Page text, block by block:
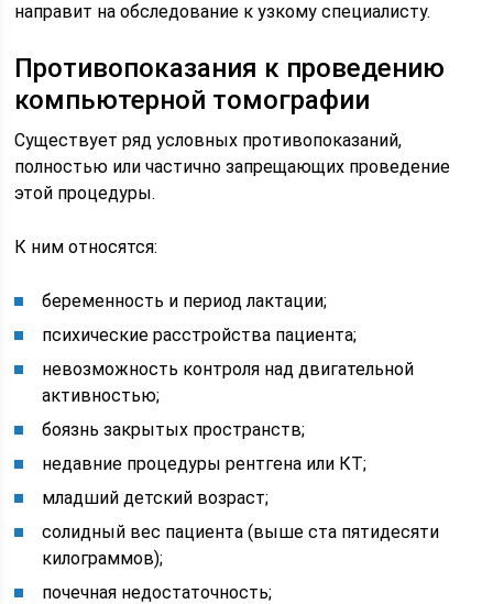
направит на обследование к узкому специалисту.
Противопоказания к проведению
компьютерной томографии
Существует ряд условных противопоказаний,
полностью или частично запрещающих проведение
этой процедуры.
К ним относятся:
беременность и период лактации;
психические расстройства пациента;
невозможность контроля над двигательной
активностью;
боязнь закрытых пространств;
недавние процедуры рентгена или КТ;
младший детский возраст;
солидный вес пациента (выше ста пятидесяти
килограммов);
почечная недостаточность;